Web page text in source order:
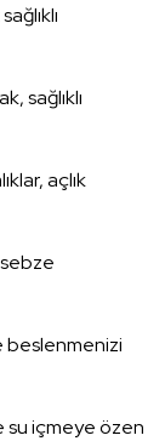
sağlıklı
açlık
beslenmenizi
su içmeye özen